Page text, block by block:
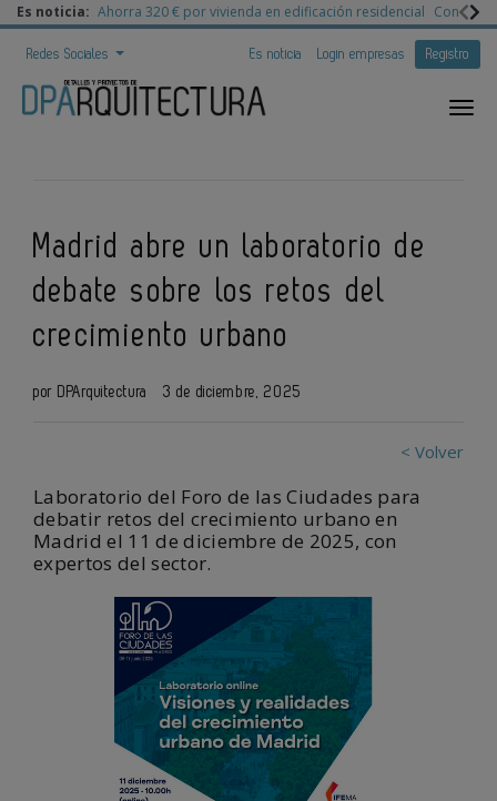
Es noticia: Ahorra 320 € por vivienda en edificación residencial
Redes Sociales Es noticia Login empresas Registro
Madrid abre un laboratorio de
debate sobre los retos del
crecimiento urbano
por DPArquitectura 3 de diciembre, 2025
< Volver
Laboratorio del Foro de las Ciudades para
debatir retos del crecimiento urbano en
Madrid el 11 de diciembre de 2025, con
expertos del sector.